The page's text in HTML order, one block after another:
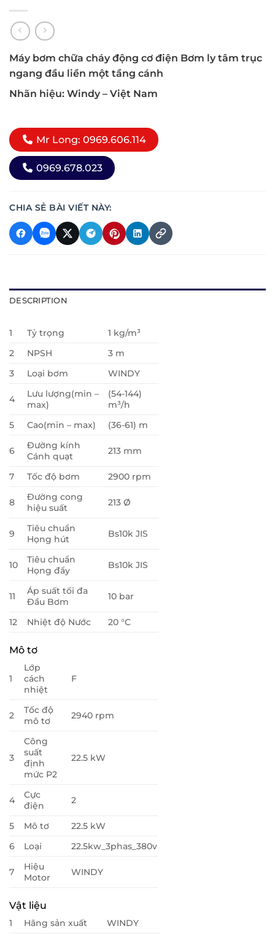
Máy bơm chữa cháy động cơ điện Bơm ly tâm trục
ngang đầu liền một tầng cánh
Nhãn hiệu: Windy – Việt Nam
Mr Long: 0969.606.114
0969.678.023
CHIA SẺ BÀI VIẾT NÀY:
DESCRIPTION
1 Tỷ trọng
1 kg/m³
2
NPSH
3 m
3
Loại bơm WINDY
4
Lưu lượng(min –
max)
(54-144)
m³/h
5
Cao(min – max) (36-61) m
6
Đường kính
Cánh quạt
213 mm
7 Tốc độ bơm 2900 rpm
8
Đường cong
hiệu suất
213 Ø
9
Tiêu chuẩn
Họng hút
Bs10k JIS
10
Tiêu chuẩn
Họng đẩy
Bs10k JIS
11
Áp suất tối đa
Đầu Bơm
10 bar
12 Nhiệt độ Nước 20 °C
Mô tơ
1
Lớp
cách
nhiệt
F
2
Tốc độ
mô tơ
2940 rpm
3
Công
suất
định
mức P2
22.5 kW
4
Cực
điện
2
5 Mô tơ
22.5 kW
6
Loại 22.5kw_3phas_380v
7
Hiệu
Motor
WINDY
Vật liệu
1 Hãng sản xuất WINDY